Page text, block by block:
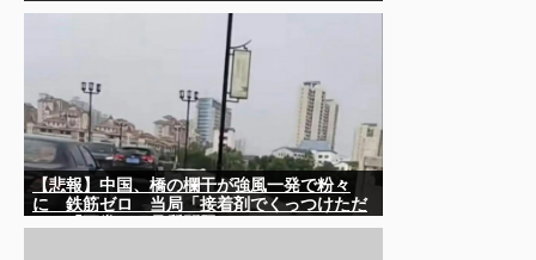
【悲報】中国、橋の欄干が強風一発で粉々
に 鉄筋ゼロ 当局「接着剤でくっつけただ